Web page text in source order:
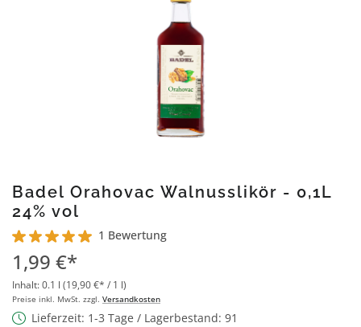
Badel Orahovac Walnusslikör - 0,1L
24% vol
Durchschnittliche Bewertung von 5 von 5 Sternen
1 Bewertung
1,99 €*
Inhalt:0.1 l (19,90 €* / 1 l)
Preise inkl. MwSt. zzgl. Versandkosten
Lieferzeit: 1-3 Tage / Lagerbestand: 91